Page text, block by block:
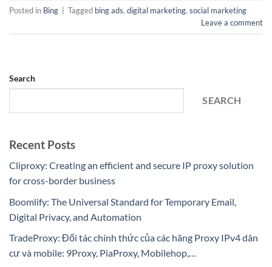
Posted in Bing Tagged bing ads, digital marketing, social marketing
Leave a comment
Search
SEARCH
Recent Posts
Cliproxy: Creating an efficient and secure IP proxy solution
for cross-border business
Boomlify: The Universal Standard for Temporary Email,
Digital Privacy, and Automation
TradeProxy: Đối tác chính thức của các hãng Proxy IPv4 dân
cư và mobile: 9Proxy, PiaProxy, Mobilehop,…